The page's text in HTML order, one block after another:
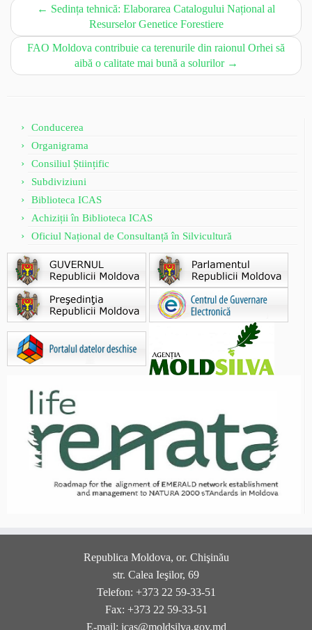
← Sedința tehnică: Elaborarea Catalogului Național al
Resurselor Genetice Forestiere
FAO Moldova contribuie ca terenurile din raionul Orhei să
aibă o calitate mai bună a solurilor →
Conducerea
Organigrama
Consiliul Științific
Subdiviziuni
Biblioteca ICAS
Achiziții în Biblioteca ICAS
Oficiul Național de Consultanță în Silvicultură
Republica Moldova, or. Chişinău
str. Calea Ieşilor, 69
Telefon: +373 22 59-33-51
Fax: +373 22 59-33-51
E-mail: icas@moldsilva.gov.md